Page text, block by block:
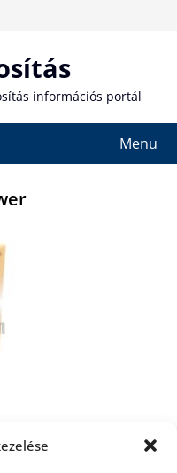
információs portál
Menu